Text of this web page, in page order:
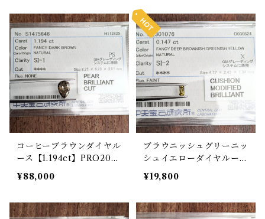
コーヒーブラウンダイヤル
ース【1.194ct】PRO208
217
¥88,000
ブラウニッシュグリーニッ
シュイエローダイヤルース
【0.147ct】PRO208077
¥19,800